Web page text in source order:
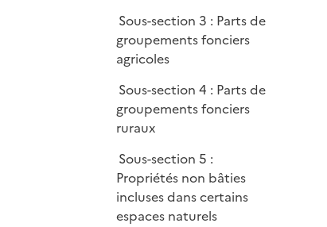
Sous-section 3 : Parts de
groupements fonciers
agricoles
Sous-section 4 : Parts de
groupements fonciers
ruraux
Sous-section 5 :
Propriétés non bâties
incluses dans certains
espaces naturels